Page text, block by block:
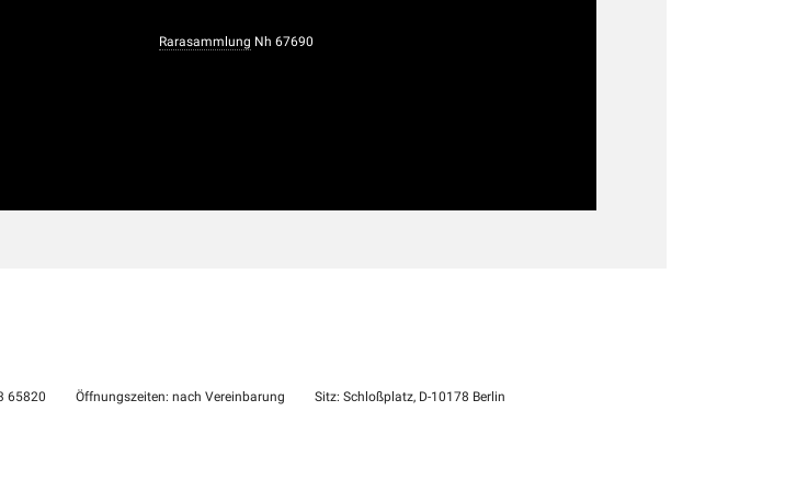
Rarasammlung Nh 67690
65820 Öffnungszeiten: nach Vereinbarung Sitz: Schloßplatz, D-10178 Berlin